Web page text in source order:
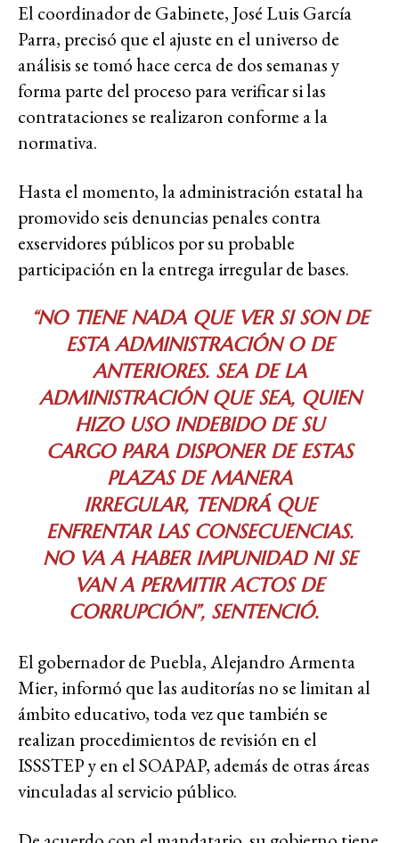
El coordinador de Gabinete, José Luis García
Parra, precisó que el ajuste en el universo de
análisis se tomó hace cerca de dos semanas y
forma parte del proceso para verificar si las
contrataciones se realizaron conforme a la
normativa.
Hasta el momento, la administración estatal ha
promovido seis denuncias penales contra
exservidores públicos por su probable
participación en la entrega irregular de bases.
“NO TIENE NADA QUE VER SI SON DE
ESTA ADMINISTRACIÓN O DE
ANTERIORES. SEA DE LA
ADMINISTRACIÓN QUE SEA, QUIEN
HIZO USO INDEBIDO DE SU
CARGO PARA DISPONER DE ESTAS
PLAZAS DE MANERA
IRREGULAR, TENDRÁ QUE
ENFRENTAR LAS CONSECUENCIAS.
NO VA A HABER IMPUNIDAD NI SE
VAN A PERMITIR ACTOS DE
CORRUPCIÓN”, SENTENCIÓ.
El gobernador de Puebla, Alejandro Armenta
Mier, informó que las auditorías no se limitan al
ámbito educativo, toda vez que también se
realizan procedimientos de revisión en el
ISSSTEP y en el SOAPAP, además de otras áreas
vinculadas al servicio público.